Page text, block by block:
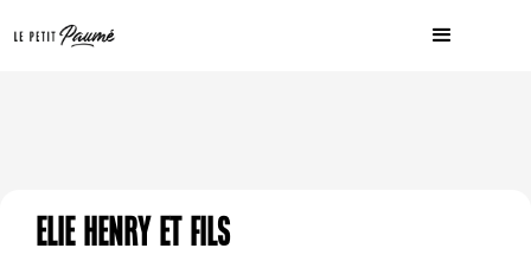
Elie Henry et Fils